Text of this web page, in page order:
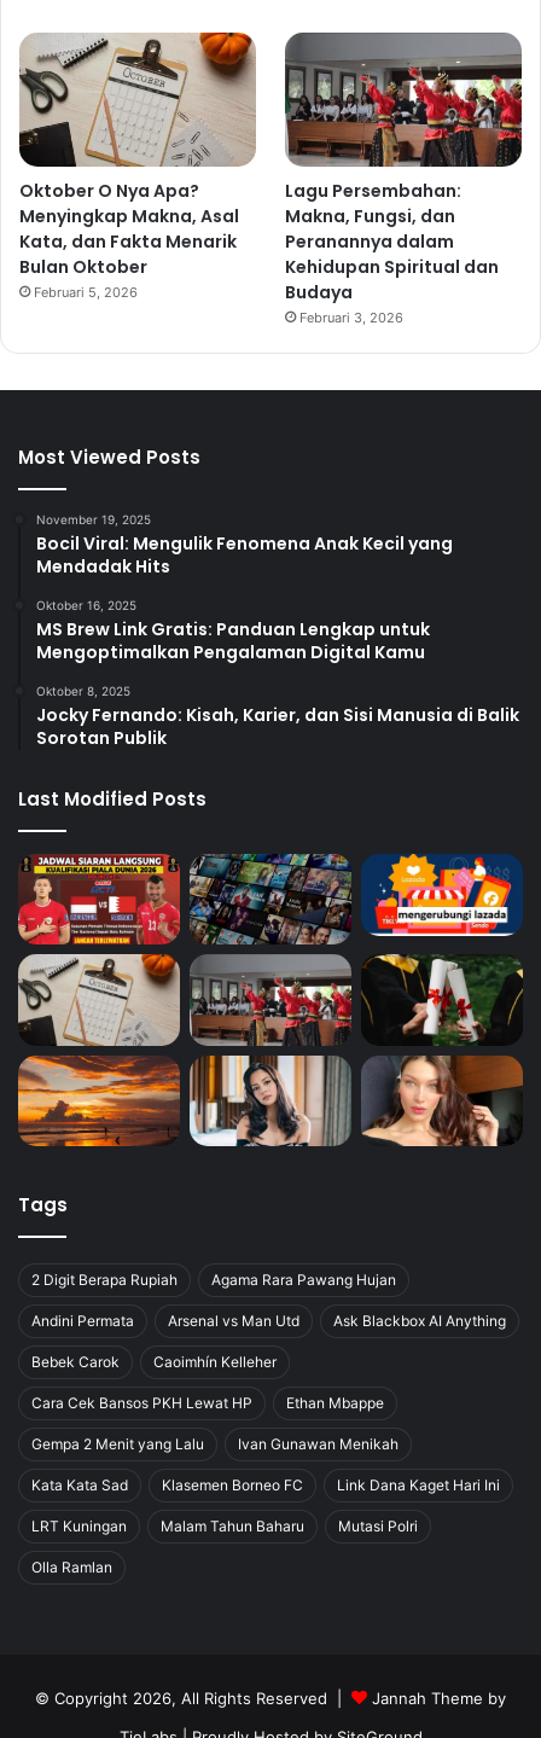
Oktober O Nya Apa?
Menyingkap Makna, Asal
Kata, dan Fakta Menarik
Bulan Oktober
Februari 5, 2026
Lagu Persembahan:
Makna, Fungsi, dan
Peranannya dalam
Kehidupan Spiritual dan
Budaya
Februari 3, 2026
Most Viewed Posts
November 19, 2025
Bocil Viral: Mengulik Fenomena Anak Kecil yang
Mendadak Hits
Oktober 16, 2025
MS Brew Link Gratis: Panduan Lengkap untuk
Mengoptimalkan Pengalaman Digital Kamu
Oktober 8, 2025
Jocky Fernando: Kisah, Karier, dan Sisi Manusia di Balik
Sorotan Publik
Last Modified Posts
Tags
2 Digit Berapa Rupiah Agama Rara Pawang Hujan
Andini Permata Arsenal vs Man Utd Ask Blackbox AI Anything
Bebek Carok Caoimhín Kelleher
Cara Cek Bansos PKH Lewat HP Ethan Mbappe
Gempa 2 Menit yang Lalu Ivan Gunawan Menikah
Kata Kata Sad Klasemen Borneo FC Link Dana Kaget Hari Ini
LRT Kuningan Malam Tahun Baharu Mutasi Polri
Olla Ramlan
© Copyright 2026, All Rights Reserved |
Jannah Theme by